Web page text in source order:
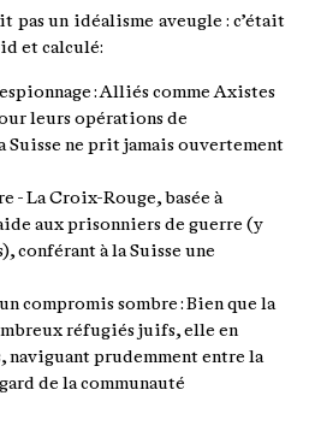
pas un idéalisme aveugle : c’était
et calculé:
: Alliés comme Axistes
leurs opérations de
Suisse ne prit jamais ouvertement
- La Croix-Rouge, basée à
aux prisonniers de guerre (y
conférant à la Suisse une
compromis sombre : Bien que la
réfugiés juifs, elle en
prudemment entre la
de la communauté